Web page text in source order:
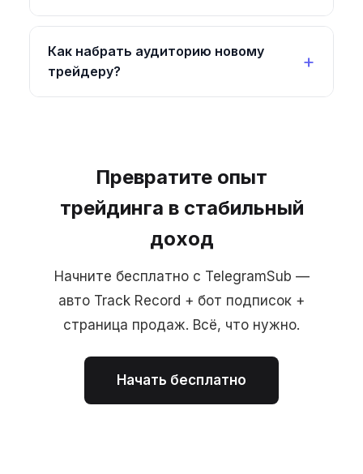
Как набрать аудиторию новому
трейдеру?
Превратите опыт
трейдинга в стабильный
доход
Начните бесплатно с TelegramSub —
авто Track Record + бот подписок +
страница продаж. Всё, что нужно.
Начать бесплатно